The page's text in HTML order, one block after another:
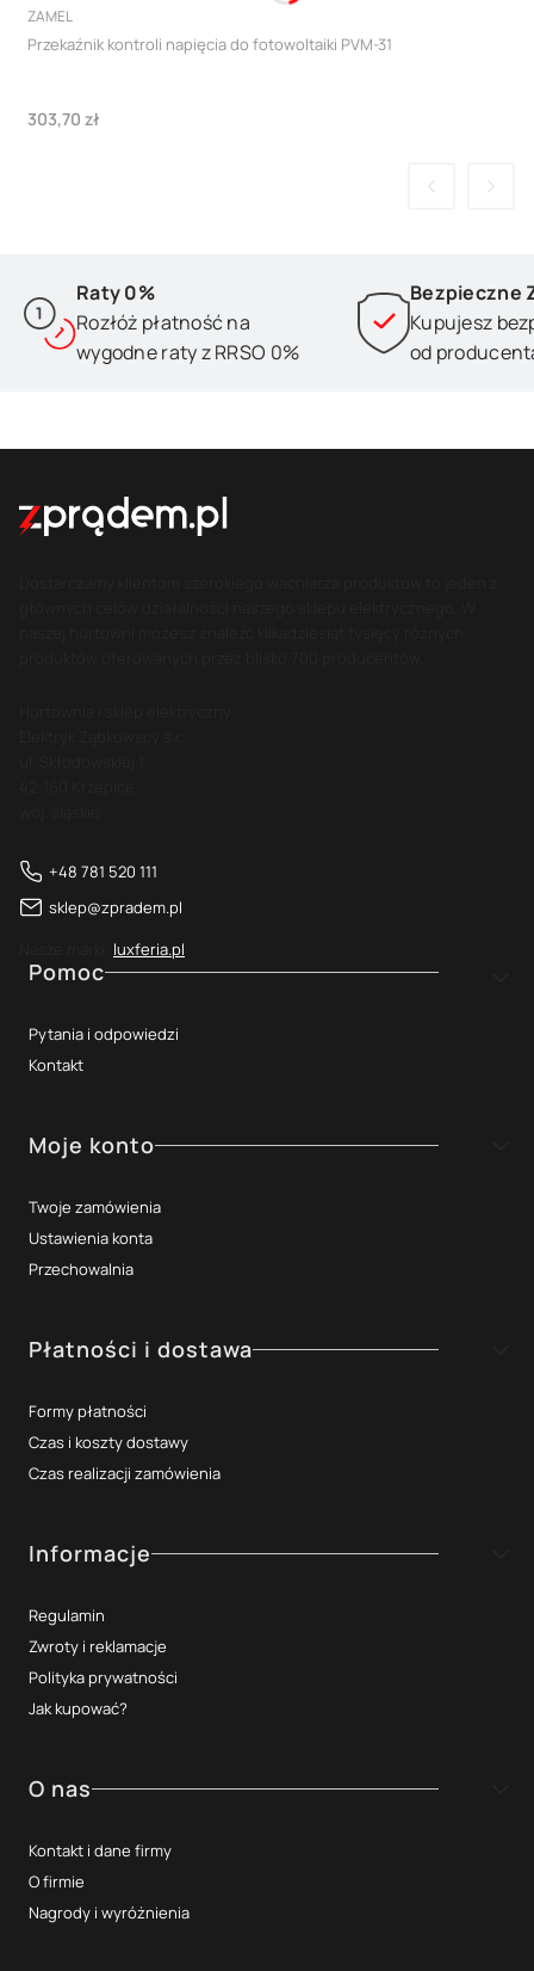
PRODUCENT
ZAMEL
Przekaźnik kontroli napięcia do fotowoltaiki PVM-31
Cena
303,70 zł
Raty 0%
Rozłóż płatność na
wygodne raty z RRSO 0%
Bezpieczne
Kupujesz
od
+48 781 520 111
sklep@zpradem.pl
luxferia.pl
Linki w stopce
Pomoc
Pytania i odpowiedzi
Kontakt
Moje konto
Twoje zamówienia
Ustawienia konta
Przechowalnia
Płatności i dostawa
Formy płatności
Czas i koszty dostawy
Czas realizacji zamówienia
Informacje
Regulamin
Zwroty i reklamacje
Polityka prywatności
Jak kupować?
O nas
Kontakt i dane firmy
O firmie
Nagrody i wyróżnienia